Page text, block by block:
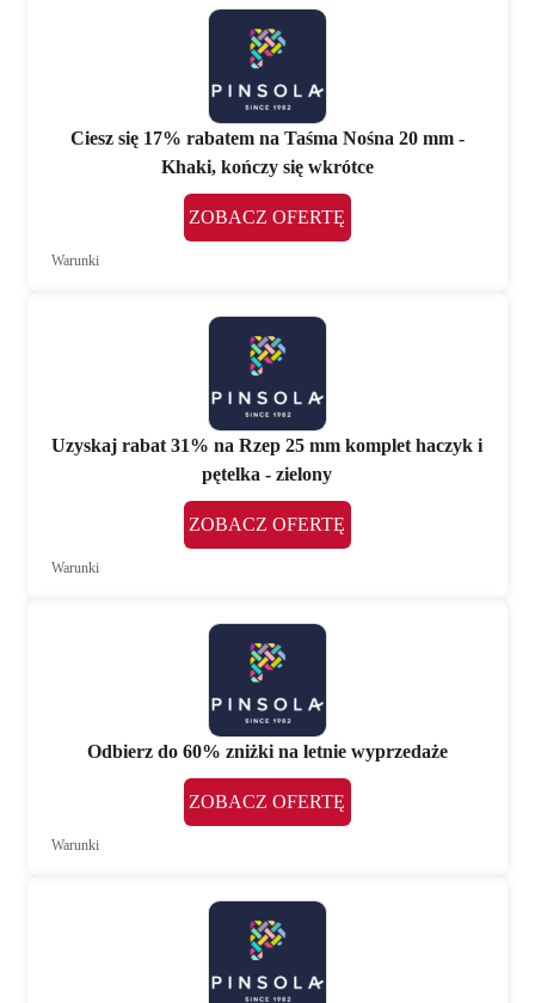
Ciesz się 17% rabatem na Taśma Nośna 20 mm -
Khaki, kończy się wkrótce
ZOBACZ OFERTĘ
Warunki
Uzyskaj rabat 31% na Rzep 25 mm komplet haczyk i
pętelka - zielony
ZOBACZ OFERTĘ
Warunki
Odbierz do 60% zniżki na letnie wyprzedaże
ZOBACZ OFERTĘ
Warunki